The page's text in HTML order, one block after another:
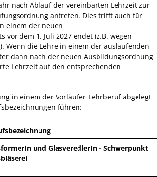
nach Ablauf der vereinbarten Lehrzeit zur
antreten. Dies trifft auch für
einem der neuen
dem 1. Juli 2027 endet (z.B. wegen
Wenn die Lehre in einem der auslaufenden
dann nach der neuen Ausbildungsordnung
Lehrzeit auf den entsprechenden
in einem der Vorläufer-Lehrberuf abgelegt
führen:
und GlasveredlerIn - Schwerpunkt